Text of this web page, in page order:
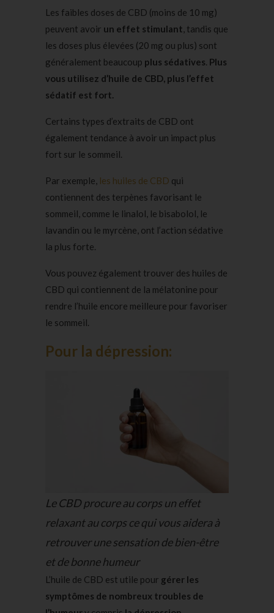
Les faibles doses de CBD (moins de 10 mg)
peuvent avoir un effet stimulant, tandis que
les doses plus élevées (20 mg ou plus) sont
généralement beaucoup plus sédatives. Plus
vous utilisez d’huile de CBD, plus l’effet
sédatif est fort.
Certains types d’extraits de CBD ont
également tendance à avoir un impact plus
fort sur le sommeil.
Par exemple, les huiles de CBD qui
contiennent des terpènes favorisant le
sommeil, comme le linalol, le bisabolol, le
lavandin ou le myrcène, ont l’action sédative
la plus forte.
Vous pouvez également trouver des huiles de
CBD qui contiennent de la mélatonine pour
rendre l’huile encore meilleure pour favoriser
le sommeil.
Pour la dépression:
Le CBD procure au corps un effet
relaxant au corps ce qui vous aidera à
retrouver une sensation de bien-être
et de bonne humeur
L’huile de CBD est utile pour gérer les
symptômes de nombreux troubles de